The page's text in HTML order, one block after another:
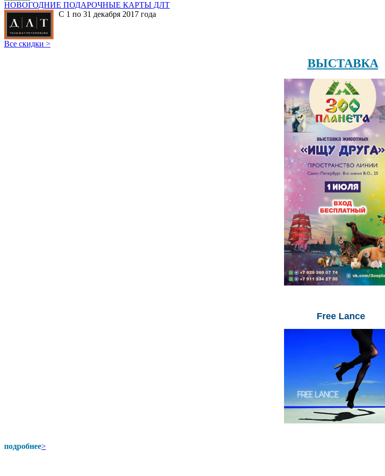
НОВОГОДНИЕ ПОДАРОЧНЫЕ КАРТЫ ДЛТ
С 1 по 31 декабря 2017 года
Все скидки >
ВЫСТАВКА
Free Lance
подробнее>